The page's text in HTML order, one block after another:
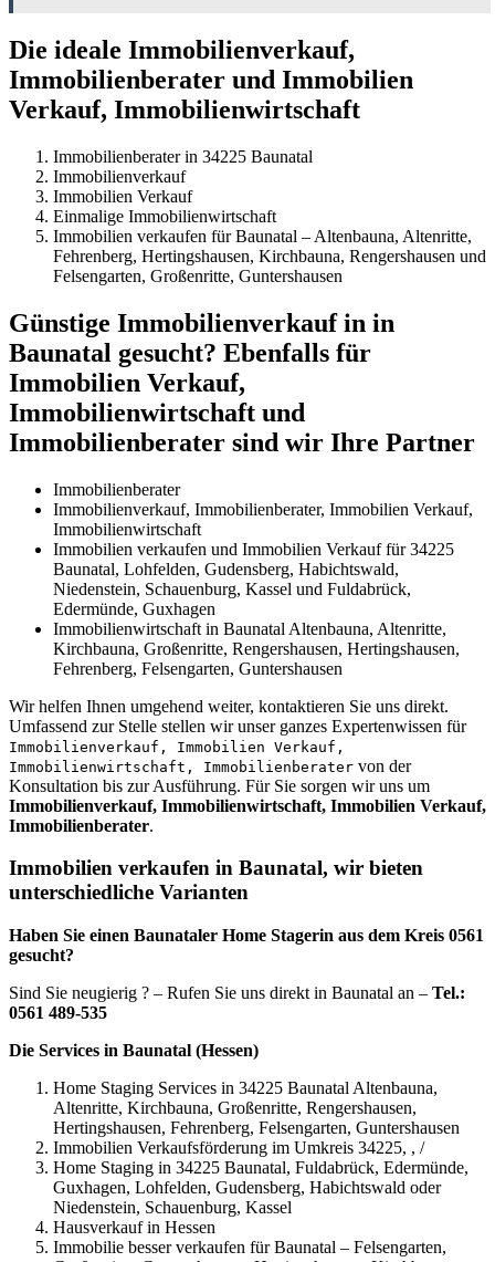
Die ideale Immobilienverkauf,
Immobilienberater und Immobilien
Verkauf, Immobilienwirtschaft
Immobilienberater in 34225 Baunatal
Immobilienverkauf
Immobilien Verkauf
Einmalige Immobilienwirtschaft
Immobilien verkaufen für Baunatal – Altenbauna, Altenritte,
Fehrenberg, Hertingshausen, Kirchbauna, Rengershausen und
Felsengarten, Großenritte, Guntershausen
Günstige Immobilienverkauf in in
Baunatal gesucht? Ebenfalls für
Immobilien Verkauf,
Immobilienwirtschaft und
Immobilienberater sind wir Ihre Partner
Immobilienberater
Immobilienverkauf, Immobilienberater, Immobilien Verkauf,
Immobilienwirtschaft
Immobilien verkaufen und Immobilien Verkauf für 34225
Baunatal, Lohfelden, Gudensberg, Habichtswald,
Niedenstein, Schauenburg, Kassel und Fuldabrück,
Edermünde, Guxhagen
Immobilienwirtschaft in Baunatal Altenbauna, Altenritte,
Kirchbauna, Großenritte, Rengershausen, Hertingshausen,
Fehrenberg, Felsengarten, Guntershausen
Wir helfen Ihnen umgehend weiter, kontaktieren Sie uns direkt.
Umfassend zur Stelle stellen wir unser ganzes Expertenwissen für
Immobilienverkauf, Immobilien Verkauf,
Immobilienwirtschaft, Immobilienberater von der
Konsultation bis zur Ausführung. Für Sie sorgen wir uns um
Immobilienverkauf, Immobilienwirtschaft, Immobilien Verkauf,
Immobilienberater.
Immobilien verkaufen in Baunatal, wir bieten
unterschiedliche Varianten
Haben Sie einen Baunataler Home Stagerin aus dem Kreis 0561
gesucht?
Sind Sie neugierig ? – Rufen Sie uns direkt in Baunatal an – Tel.:
0561 489-535
Die Services in Baunatal (Hessen)
Home Staging Services in 34225 Baunatal Altenbauna,
Altenritte, Kirchbauna, Großenritte, Rengershausen,
Hertingshausen, Fehrenberg, Felsengarten, Guntershausen
Immobilien Verkaufsförderung im Umkreis 34225, , /
Home Staging in 34225 Baunatal, Fuldabrück, Edermünde,
Guxhagen, Lohfelden, Gudensberg, Habichtswald oder
Niedenstein, Schauenburg, Kassel
Hausverkauf in Hessen
Immobilie besser verkaufen für Baunatal – Felsengarten,